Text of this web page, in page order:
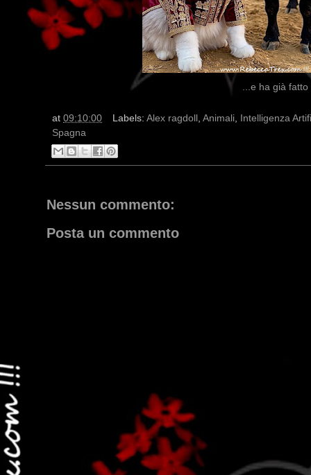
...e ha già
at 09:10:00 Labels: Alex ragdoll , Animali,
Intelligenza
Spagna
Nessun commento:
Posta un commento